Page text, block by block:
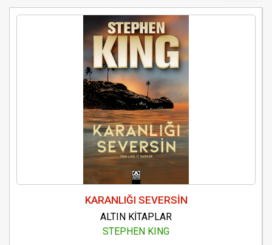
KARANLIĞI SEVERSİN
ALTIN KİTAPLAR
STEPHEN KING